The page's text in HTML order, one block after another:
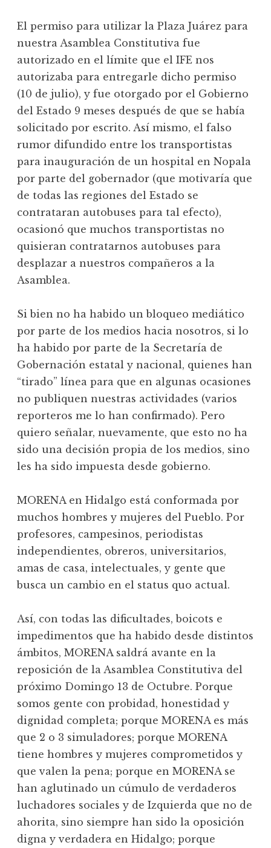
El permiso para utilizar la Plaza Juárez para
nuestra Asamblea Constitutiva fue
autorizado en el límite que el IFE nos
autorizaba para entregarle dicho permiso
(10 de julio), y fue otorgado por el Gobierno
del Estado 9 meses después de que se había
solicitado por escrito. Así mismo, el falso
rumor difundido entre los transportistas
para inauguración de un hospital en Nopala
por parte del gobernador (que motivaría que
de todas las regiones del Estado se
contrataran autobuses para tal efecto),
ocasionó que muchos transportistas no
quisieran contratarnos autobuses para
desplazar a nuestros compañeros a la
Asamblea.
Si bien no ha habido un bloqueo mediático
por parte de los medios hacia nosotros, si lo
ha habido por parte de la Secretaría de
Gobernación estatal y nacional, quienes han
“tirado” línea para que en algunas ocasiones
no publiquen nuestras actividades (varios
reporteros me lo han confirmado). Pero
quiero señalar, nuevamente, que esto no ha
sido una decisión propia de los medios, sino
les ha sido impuesta desde gobierno.
MORENA en Hidalgo está conformada por
muchos hombres y mujeres del Pueblo. Por
profesores, campesinos, periodistas
independientes, obreros, universitarios,
amas de casa, intelectuales, y gente que
busca un cambio en el status quo actual.
Así, con todas las dificultades, boicots e
impedimentos que ha habido desde distintos
ámbitos, MORENA saldrá avante en la
reposición de la Asamblea Constitutiva del
próximo Domingo 13 de Octubre. Porque
somos gente con probidad, honestidad y
dignidad completa; porque MORENA es más
que 2 o 3 simuladores; porque MORENA
tiene hombres y mujeres comprometidos y
que valen la pena; porque en MORENA se
han aglutinado un cúmulo de verdaderos
luchadores sociales y de Izquierda que no de
ahorita, sino siempre han sido la oposición
digna y verdadera en Hidalgo; porque